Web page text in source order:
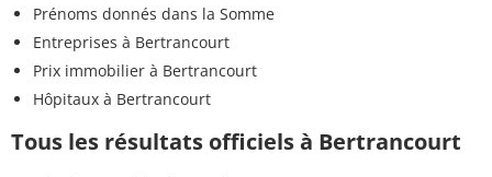
Prénoms donnés dans la Somme
Entreprises à Bertrancourt
Prix immobilier à Bertrancourt
Hôpitaux à Bertrancourt
Tous les résultats officiels à Bertrancourt